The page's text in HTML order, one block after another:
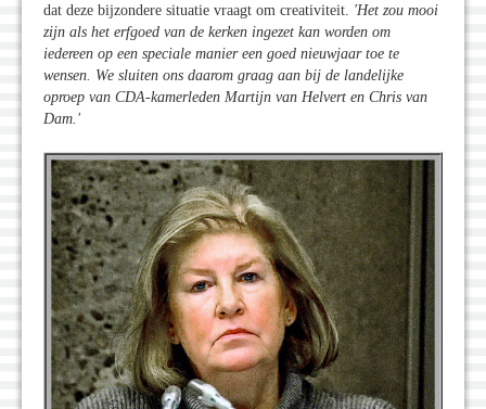
dat deze bijzondere situatie vraagt om creativiteit. 'Het zou mooi
zijn als het erfgoed van de kerken ingezet kan worden om
iedereen op een speciale manier een goed nieuwjaar toe te
wensen. We sluiten ons daarom graag aan bij de landelijke
oproep van CDA-kamerleden Martijn van Helvert en Chris van
Dam.'